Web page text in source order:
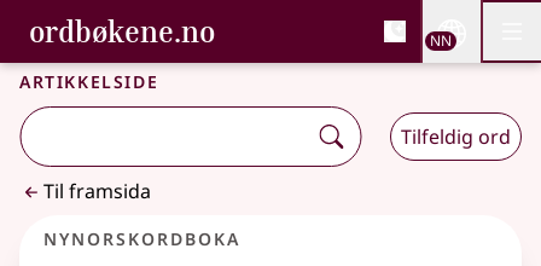
Gå til hovudinnhald
Tilgjenge
ordbøkene.no, Bokmålsordboka og
Bokmålsordboka og Nynorskordboka
NN
Artikkelside
Tilfeldig ord
Til framsida
Nynorskordboka